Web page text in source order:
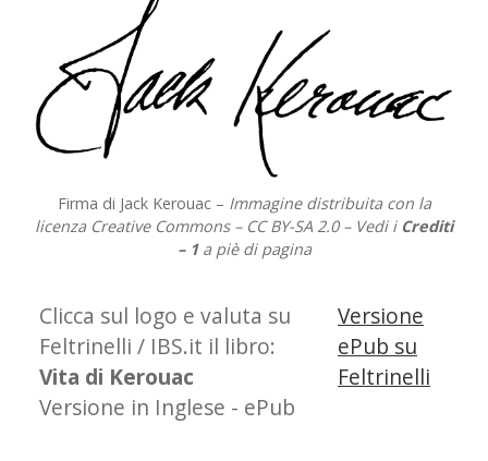
Firma di Jack Kerouac – Immagine distribuita con la
licenza Creative Commons – CC BY-SA 2.0 – Vedi i Crediti
– 1a piè di pagina
Clicca sul logo e valuta su
Feltrinelli / IBS.it il libro:
Vita di Kerouac
Versione in Inglese - ePub
Versione
ePub su
Feltrinelli